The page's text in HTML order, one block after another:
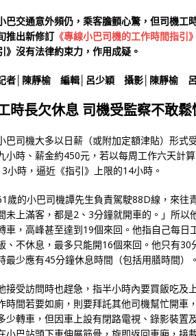
巴交通意外頻仍，乘客膽顫心驚，但司機工
推出新修訂 《專線小巴司機的工作時間指引
》沒有法律約束力，作用成疑。
者│陳靜榆 編輯│呂少穎 攝影│陳靜榆
時長欠休息 司機受監察不敢鬆
巴司機大多以日薪（或附加定額津貼）形式
小時、薪金約450元，若以每周工作六天計
小時，逼近《指引》上限的14小時。
歲的小巴司機譚先生負責駕駛88D線，來往
未上滿客，都是2、3分鐘就開車的。」所
車，高峰甚至達到19個來回。他指自己每
、不休息，最多只能開16個來回。他只有
最少應有45分鐘休息時間（包括用膳時間）
接受訪問時也趕急，指半小時內要買飯吃及
時間若要如廁，則要拜託其他司機幫忙開車
少轉車，但因車上設有閉路電視、錄影裝置